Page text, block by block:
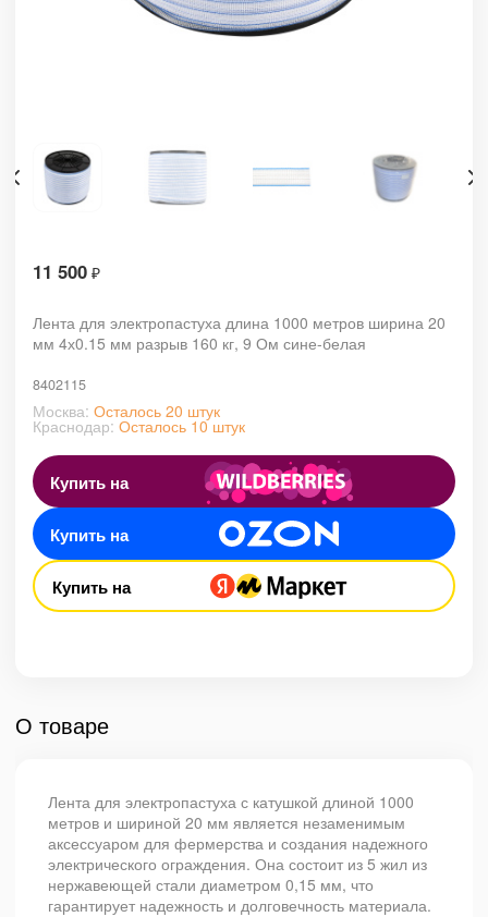
11 500 ₽
Лента для электропастуха длина 1000 метров ширина 20
мм 4х0.15 мм разрыв 160 кг, 9 Ом сине-белая
8402115
Москва: Осталось 20 штук
Краснодар: Осталось 10 штук
Купить на
Купить на
Купить на
О товаре
Лента для электропастуха с катушкой длиной 1000
метров и шириной 20 мм является незаменимым
аксессуаром для фермерства и создания надежного
электрического ограждения. Она состоит из 5 жил из
нержавеющей стали диаметром 0,15 мм, что
гарантирует надежность и долговечность материала.